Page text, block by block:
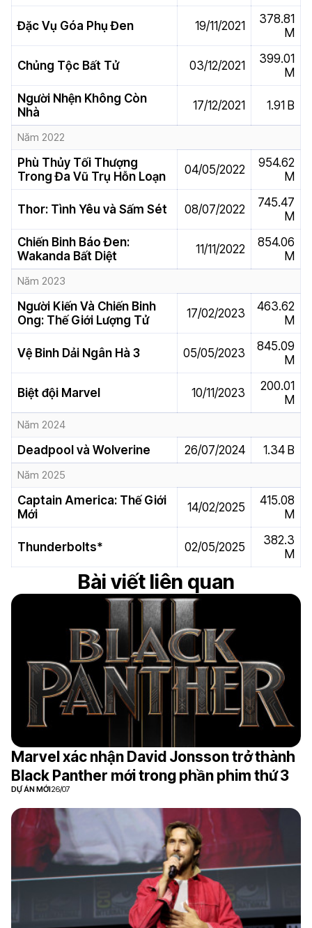
Đặc Vụ Góa Phụ Đen 19/11/2021
378.81
M
Chủng Tộc Bất Tử 03/12/2021
399.01
M
Người Nhện Không Còn
Nhà
17/12/2021 1.91 B
Năm 2022
Phù Thủy Tối Thượng
Trong Đa Vũ Trụ Hỗn Loạn
04/05/2022
954.62
M
Thor: Tình Yêu và Sấm Sét 08/07/2022
745.47
M
Chiến Binh Báo Đen:
Wakanda Bất Diệt
11/11/2022
854.06
M
Năm 2023
Người Kiến Và Chiến Binh
Ong: Thế Giới Lượng Tử
17/02/2023
463.62
M
Vệ Binh Dải Ngân Hà 3 05/05/2023
845.09
M
Biệt đội Marvel 10/11/2023
200.01
M
Năm 2024
Deadpool và Wolverine 26/07/2024 1.34 B
Năm 2025
Captain America: Thế Giới
Mới
14/02/2025
415.08
M
Thunderbolts* 02/05/2025
382.3
M
Bài viết liên quan
Marvel xác nhận David Jonsson trở thành
Black Panther mới trong phần phim thứ 3
DỰ ÁN MỚI26/07